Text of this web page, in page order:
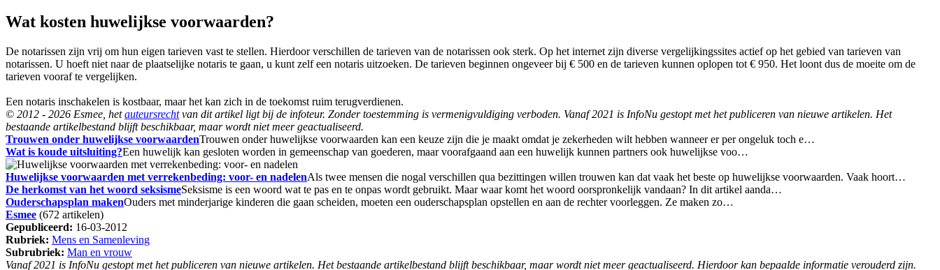
Wat kosten huwelijkse voorwaarden?
De notarissen zijn vrij om hun eigen tarieven vast te stellen. Hierdoor verschillen de tarieven van de notarissen ook sterk. Op het internet zijn diverse vergelijkingssites actief op het gebied van tarieven van
notarissen. U hoeft niet naar de plaatselijke notaris te gaan, u kunt zelf een notaris uitzoeken. De tarieven beginnen ongeveer bij € 500 en de tarieven kunnen oplopen tot € 950. Het loont dus de moeite om de
tarieven vooraf te vergelijken.
Een notaris inschakelen is kostbaar, maar het kan zich in de toekomst ruim terugverdienen.
© 2012 - 2026 Esmee, hetauteursrechtvan dit artikel ligt bij de infoteur. Zonder toestemming is vermenigvuldiging verboden. Vanaf 2021 is InfoNu gestopt met het publiceren van nieuwe artikelen. Het
bestaande artikelbestand blijft beschikbaar, maar wordt niet meer geactualiseerd.
Trouwen onder huwelijkse voorwaardenTrouwen onder huwelijkse voorwaarden kan een keuze zijn die je maakt omdat je zekerheden wilt hebben wanneer er per ongeluk toch e…
Wat is koude uitsluiting?Een huwelijk kan gesloten worden in gemeenschap van goederen, maar voorafgaand aan een huwelijk kunnen partners ook huwelijkse voo…
Huwelijkse voorwaarden met verrekenbeding: voor- en nadelenAls twee mensen die nogal verschillen qua bezittingen willen trouwen kan dat vaak het beste op huwelijkse voorwaarden. Vaak hoort…
De herkomst van het woord seksismeSeksisme is een woord wat te pas en te onpas wordt gebruikt. Maar waar komt het woord oorspronkelijk vandaan? In dit artikel aanda…
Ouderschapsplan makenOuders met minderjarige kinderen die gaan scheiden, moeten een ouderschapsplan opstellen en aan de rechter voorleggen. Ze maken zo…
Esmee (672 artikelen)
Gepubliceerd: 16-03-2012
Rubriek: Mens en Samenleving
Subrubriek: Man en vrouw
Vanaf 2021 is InfoNu gestopt met het publiceren van nieuwe artikelen. Het bestaande artikelbestand blijft beschikbaar, maar wordt niet meer geactualiseerd. Hierdoor kan bepaalde informatie verouderd zijn.